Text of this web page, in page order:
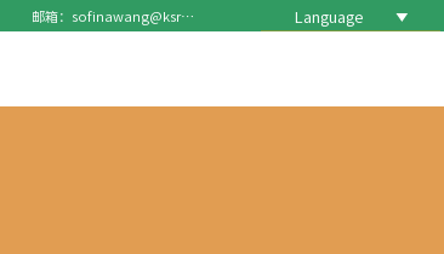
邮箱：sofinawang@ksrcd.com Language 